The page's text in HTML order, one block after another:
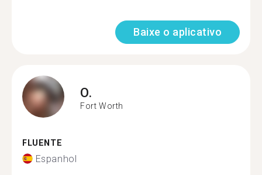
Baixe o aplicativo
O.
Fort Worth
FLUENTE
Espanhol